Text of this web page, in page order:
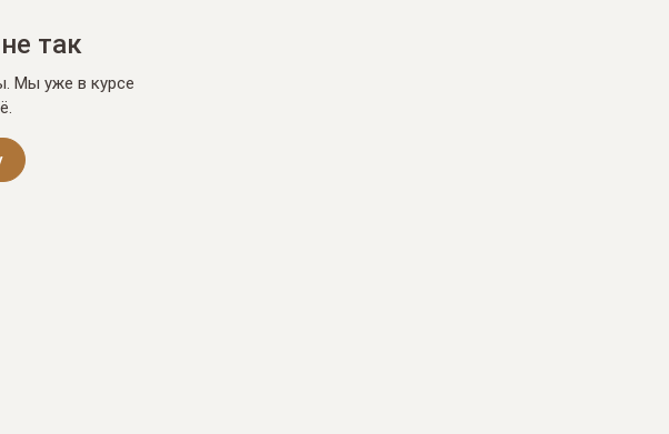
так
Мы уже в курсе